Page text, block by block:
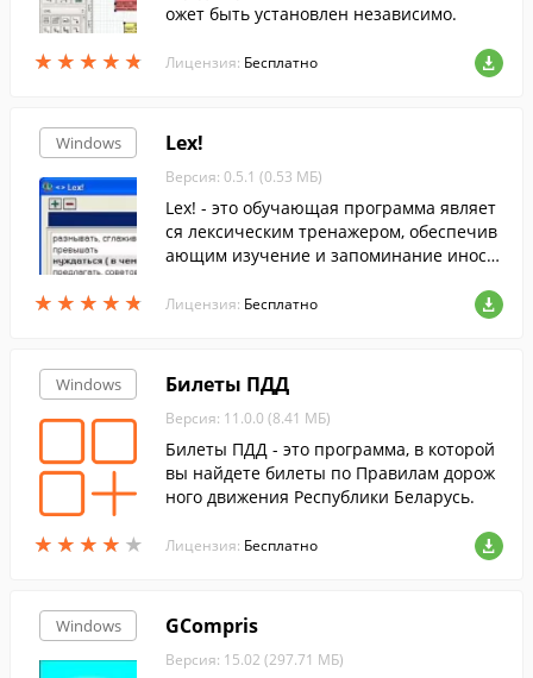
★ ★ ★ ★ ★
★ ★ ★ ★ ★
ожет быть установлен независимо.
Лицензия: Бесплатно
Windows
★ ★ ★ ★ ★
★ ★ ★ ★ ★
Lex!
Версия: 0.5.1 (0.53 МБ)
Lex! - это обучающая программа являет
ся лексическим тренажером, обеспечив
ающим изучение и запоминание иност
ютером.
Лицензия: Бесплатно
Windows
★ ★ ★ ★ ★
★ ★ ★ ★ ★
Билеты ПДД
Версия: 11.0.0 (8.41 МБ)
Билеты ПДД - это программа, в которой
вы найдете билеты по Правилам дорож
ного движения Республики Беларусь.
Лицензия: Бесплатно
Windows GCompris
Версия: 15.02 (297.71 МБ)